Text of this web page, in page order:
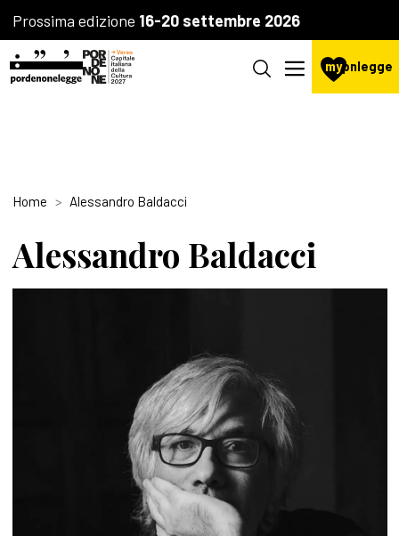
Prossima edizione 16-20 settembre 2026
mypnlegge
Home Alessandro Baldacci
Alessandro Baldacci